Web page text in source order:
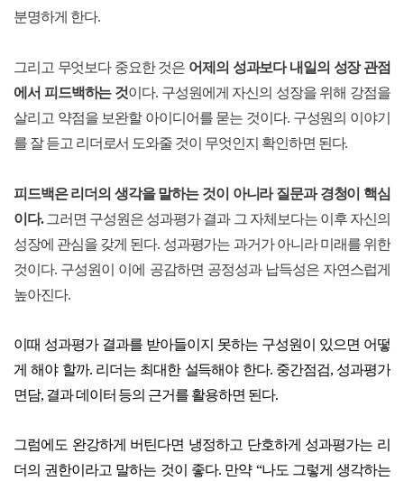
분명하게 한다.
그리고 무엇보다 중요한 것은 어제의 성과보다 내일의 성장 관점
에서 피드백하는 것이다. 구성원에게 자신의 성장을 위해 강점을
살리고 약점을 보완할 아이디어를 묻는 것이다. 구성원의 이야기
를 잘 듣고 리더로서 도와줄 것이 무엇인지 확인하면 된다.
피드백은 리더의 생각을 말하는 것이 아니라 질문과 경청이 핵심
이다. 그러면 구성원은 성과평가 결과 그 자체보다는 이후 자신의
성장에 관심을 갖게 된다. 성과평가는 과거가 아니라 미래를 위한
것이다. 구성원이 이에 공감하면 공정성과 납득성은 자연스럽게
높아진다.
이때 성과평가 결과를 받아들이지 못하는 구성원이 있으면 어떻
게 해야 할까. 리더는 최대한 설득해야 한다. 중간점검, 성과평가
면담, 결과 데이터 등의 근거를 활용하면 된다.
그럼에도 완강하게 버틴다면 냉정하고 단호하게 성과평가는 리
더의 권한이라고 말하는 것이 좋다. 만약 “나도 그렇게 생각하는